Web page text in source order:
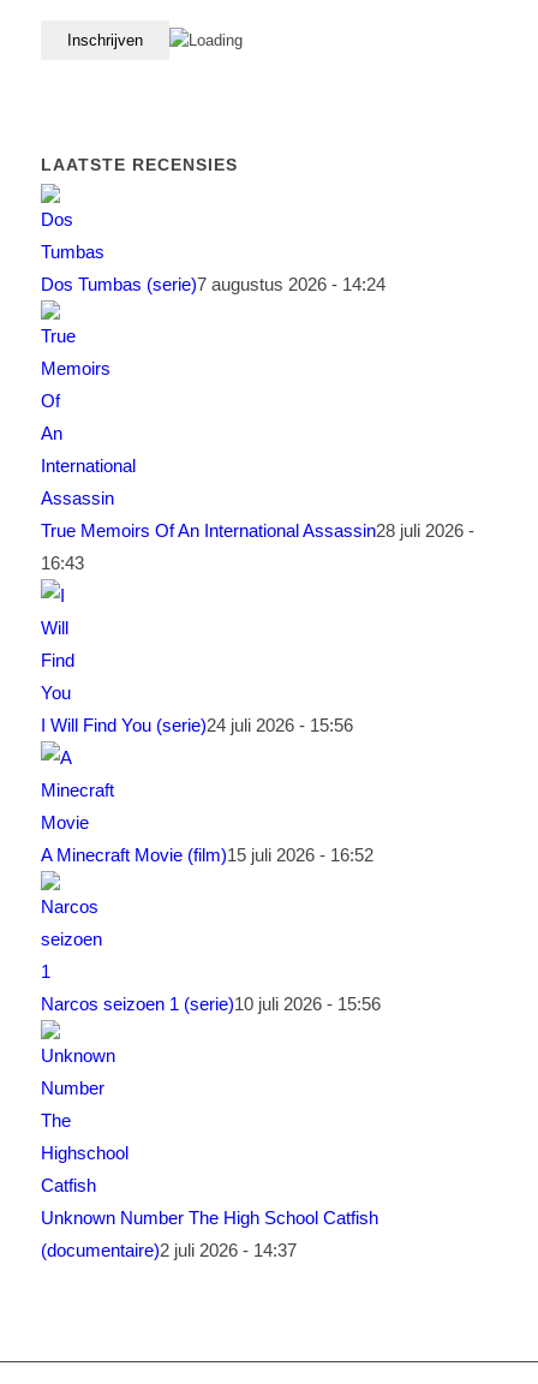
LAATSTE RECENSIES
Dos Tumbas (serie)7 augustus 2026 - 14:24
True Memoirs Of An International Assassin28 juli 2026 -
16:43
I Will Find You (serie)24 juli 2026 - 15:56
A Minecraft Movie (film)15 juli 2026 - 16:52
Narcos seizoen 1 (serie)10 juli 2026 - 15:56
Unknown Number The High School Catfish
(documentaire)2 juli 2026 - 14:37